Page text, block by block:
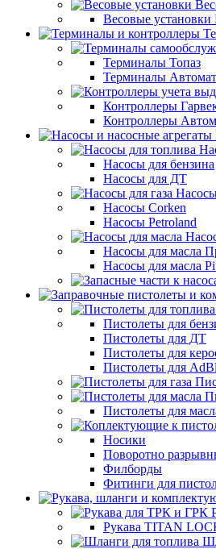
Весовые
Терминалы Топаз
Терминалы
Контроллеры
Контроллеры
Насосы для бензина
Насосы для ДТ
Насосы Corken
Насосы Petroland
Насосы для масла
Насосы для масла
Пистолеты для
Пистолеты для ДТ
Пистолеты для
Пистолеты для
Пистолеты для
Носики
Поворотно
Филборды
Фитинги для
Рукава TITAN